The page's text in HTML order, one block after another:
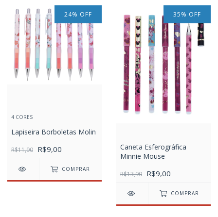
24% OFF
4 CORES
Lapiseira Borboletas Molin
R$11,90 R$9,00
COMPRAR
35% OFF
Caneta Esferográfica
Minnie Mouse
R$13,90 R$9,00
COMPRAR